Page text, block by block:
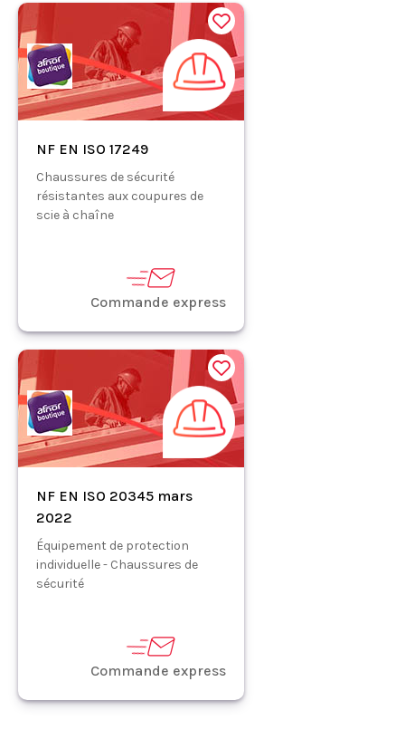
NF EN ISO 17249
Chaussures de sécurité
résistantes aux coupures de
scie à chaîne
Commande express
NF EN ISO 20345 mars
2022
Équipement de protection
individuelle - Chaussures de
sécurité
Commande express